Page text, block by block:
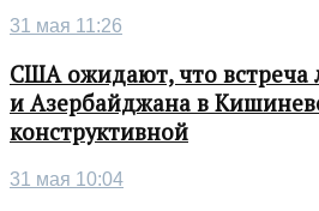
31 мая 11:26
США ожидают, что встреча
и Азербайджана в
конструктивной
31 мая 10:04